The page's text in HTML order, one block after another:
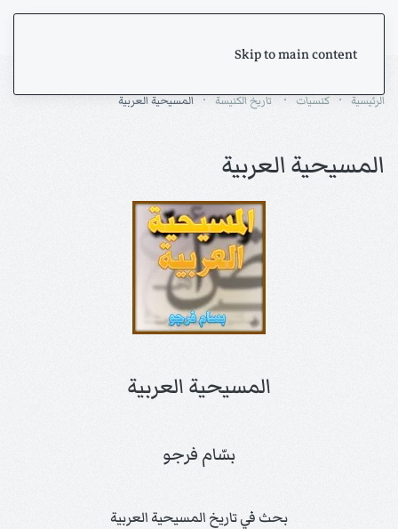
Skip to main content
الرئيسية كنسيات تاريخ الكنيسة المسيحية العربية
المسيحية العربية
المسيحية العربية
بسّام فرجو
بحث في تاريخ المسيحية العربية